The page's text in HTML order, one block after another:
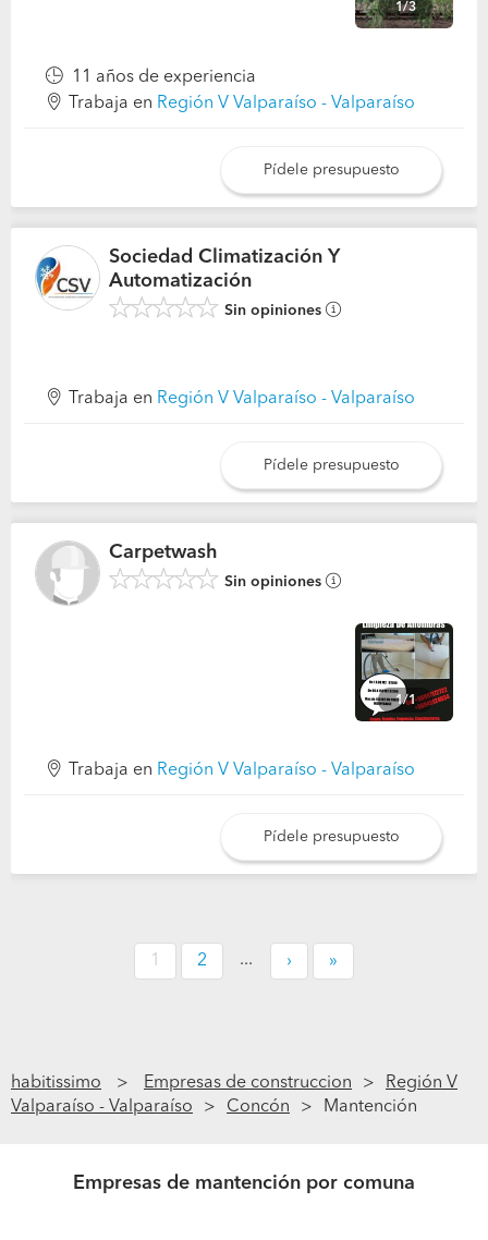
1/3
11 años de experiencia
Trabaja en Región V Valparaíso - Valparaíso
Pídele presupuesto
Sociedad Climatización Y
Automatización
Sin opiniones
Trabaja en Región V Valparaíso - Valparaíso
Pídele presupuesto
Carpetwash
Sin opiniones
1/1
Trabaja en Región V Valparaíso - Valparaíso
Pídele presupuesto
1 2 ... › »
habitissimo Empresas de construccion
Región V
Valparaíso - Valparaíso
Concón Mantención
Empresas de mantención por comuna